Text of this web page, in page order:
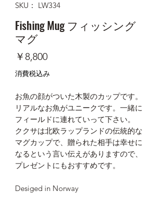
SKU： LW334
Fishing Mug フィッシング
マグ
￥8,800価
格
消費税込み
お魚の顔がついた木製のカップです。
リアルなお魚がユニークです。一緒に
フィールドに連れていって下さい。
ククサは北欧ラップランドの伝統的な
マグカップで、贈られた相手は幸せに
なるという言い伝えがありますので、
プレゼントにもおすすめです。
Desiged in Norway